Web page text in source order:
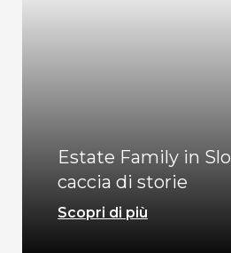
Estate Family in
caccia di storie
Scopri di più